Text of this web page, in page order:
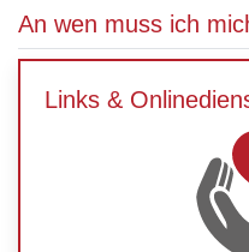
An wen muss ich
Links &